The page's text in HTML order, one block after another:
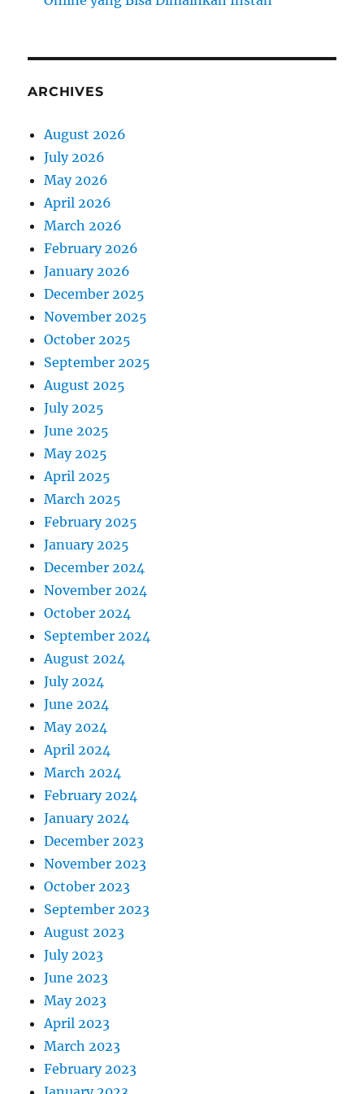
ARCHIVES
August 2026
July 2026
May 2026
April 2026
March 2026
February 2026
January 2026
December 2025
November 2025
October 2025
September 2025
August 2025
July 2025
June 2025
May 2025
April 2025
March 2025
February 2025
January 2025
December 2024
November 2024
October 2024
September 2024
August 2024
July 2024
June 2024
May 2024
April 2024
March 2024
February 2024
January 2024
December 2023
November 2023
October 2023
September 2023
August 2023
July 2023
June 2023
May 2023
April 2023
March 2023
February 2023